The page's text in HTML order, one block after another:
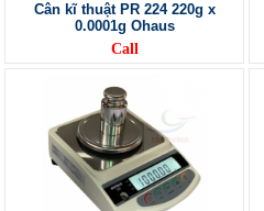
Cân kĩ thuật PR 224 220g x
0.0001g Ohaus
Call